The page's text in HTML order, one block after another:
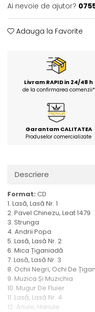
Ai nevoie de ajutor?
Adauga la Favorite
Livram RAPID in 24/48 h
de la confirmarea comenzii*
Garantam CALITATEA
Produselor comercializate
Descriere
Format: CD
1. Lasă, Lasă Nr. 1
2. Pavel Chinezu, Leat 1479
3. Strunga
4. Andrii Popa
5. Lasă, Lasă Nr. 2
6. Mica Țiganiadă
7. Lasă, Lasă Nr. 3
8. Ochii Negri, Ochi De Țigan
9. Muzica Și Muzichia
10. Mugur De Fluier
11. Lasă, Lasă Nr. 4
12. Anule, Hanule